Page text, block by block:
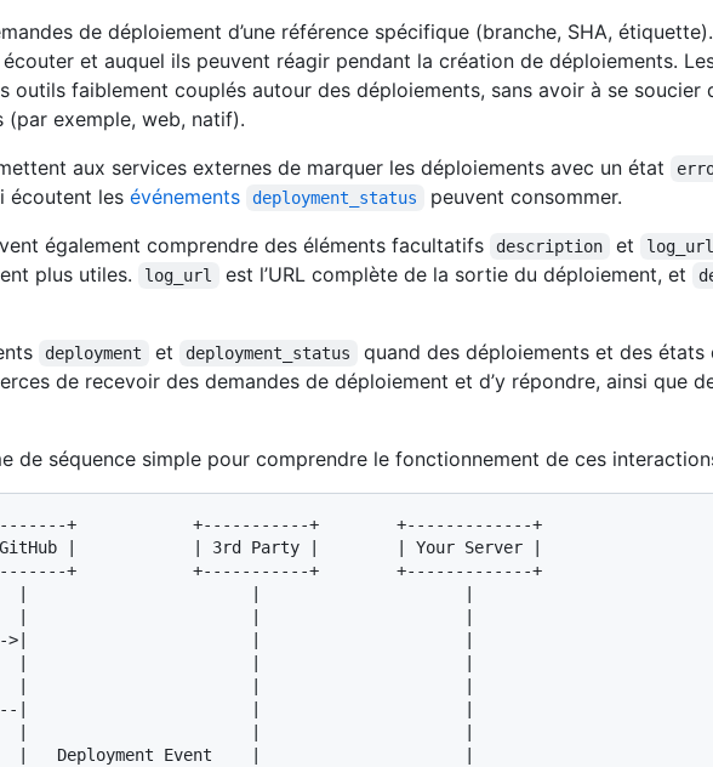
de déploiement d’une référence spécifique (branche, SHA,
et auquel ils peuvent réagir pendant la création de déploiements.
outils faiblement couplés autour des déploiements, sans avoir à se
(par exemple, web, natif).
aux services externes de marquer les déploiements avec un état
écoutent les événements deployment_status
peuvent consommer.
également comprendre des éléments facultatifs
description et log_url
plus utiles.
log_url est l’URL complète de la sortie du déploiement, et
deployment et deployment_status
quand des déploiements et des
de recevoir des demandes de déploiement et d’y répondre, ainsi que
de séquence simple pour comprendre le fonctionnement de ces
+            +-----------+        +-------------+
|            | 3rd Party |        | Your Server |
+            +-----------+        +-------------+